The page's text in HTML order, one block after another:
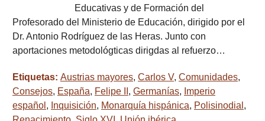
Educativas y de Formación del
Profesorado del Ministerio de Educación, dirigido por el
Dr. Antonio Rodríguez de las Heras. Junto con
aportaciones metodológticas dirigdas al refuerzo…
Etiquetas: Austrias mayores, Carlos V, Comunidades,
Consejos, España, Felipe II , Germanías, Imperio
español , Inquisición, Monarquía hispánica, Polisinodial ,